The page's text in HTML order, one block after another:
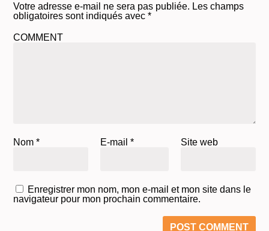
Votre adresse e-mail ne sera pas publiée. Les champs
obligatoires sont indiqués avec*
COMMENT
Nom* E-mail * Site web
Enregistrer mon nom, mon e-mail et mon site dans le
navigateur pour mon prochain commentaire.